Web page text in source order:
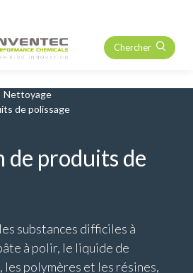
Chercher
Nettoyage
de polissage
de produits de
substances difficiles à
à polir, le liquide de
les polymères et les résines,